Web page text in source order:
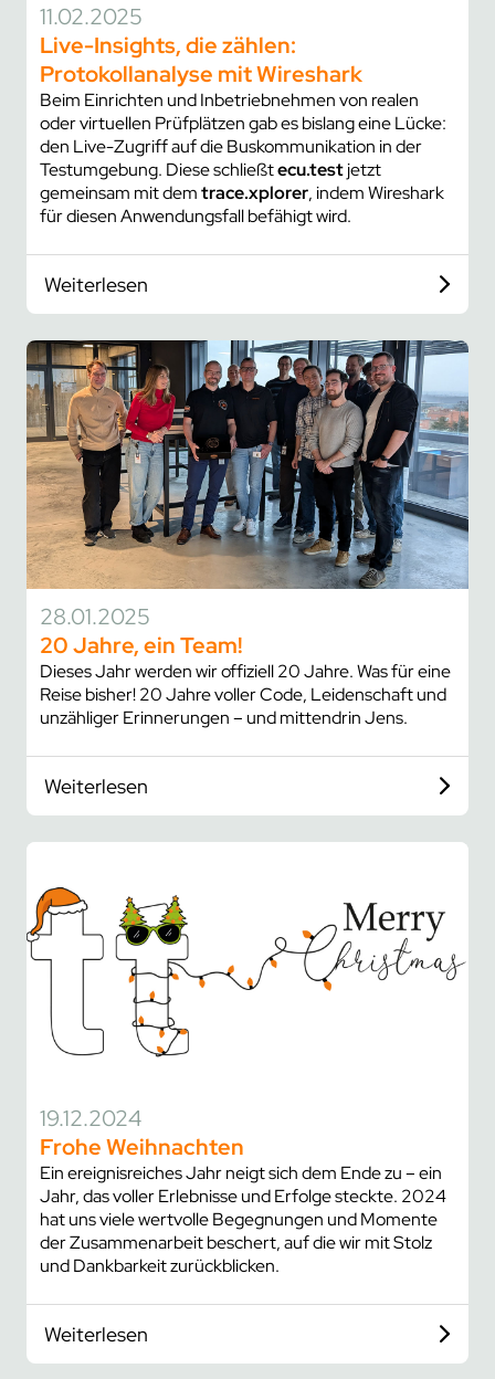
11.02.2025
Live-Insights, die zählen:
Protokollanalyse mit Wireshark
Beim Einrichten und Inbetriebnehmen von realen
oder virtuellen Prüfplätzen gab es bislang eine Lücke:
den Live-Zugriff auf die Buskommunikation in der
Testumgebung. Diese schließtecu.testjetzt
gemeinsam mit demtrace.xplorer, indem Wireshark
für diesen Anwendungsfall befähigt wird.
Weiterlesen
28.01.2025
20 Jahre, ein Team!
Dieses Jahr werden wir offiziell 20 Jahre. Was für eine
Reise bisher! 20 Jahre voller Code, Leidenschaft und
unzähliger Erinnerungen – und mittendrin Jens.
Weiterlesen
19.12.2024
Frohe Weihnachten
Ein ereignisreiches Jahr neigt sich dem Ende zu – ein
Jahr, das voller Erlebnisse und Erfolge steckte. 2024
hat uns viele wertvolle Begegnungen und Momente
der Zusammenarbeit beschert, auf die wir mit Stolz
und Dankbarkeit zurückblicken.
Weiterlesen